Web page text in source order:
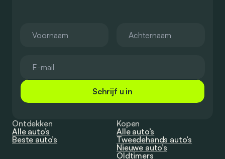
Schrijf u in
Ontdekken
Alle auto’s
Beste auto’s
Kopen
Alle auto’s
Tweedehands auto’s
Nieuwe auto’s
Oldtimers